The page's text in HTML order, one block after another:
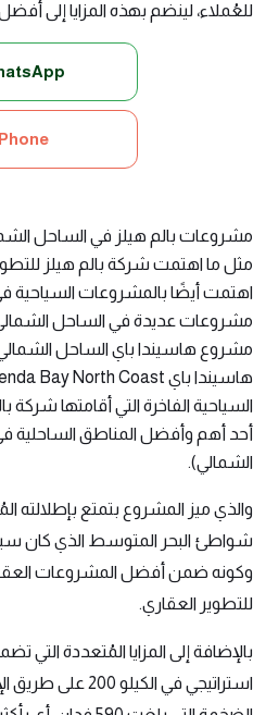
للعُملاء، لينضم بهذه المزايا إلى أفضل
Phone
مشروعات بالم هيلز في الساحل
مثل ما اهتمت شركة بالم هيلز
اهتمت أيضًا بالمشروعات السياحية
مشروعات عديدة في الساحل
مشروع هاسيندا باي الساحل
هاسيندا باي
السياحية الفاخرة التي أقامتها شركة
أحد أهم وأفضل المناطق الساحلية
الشمالي).
والذي ميز المشروع بتمتع بإطلالته
شواطئ البحر المتوسط الذي كان
وكونه ضمن أفضل المشروعات
للتطوير العقاري.
بالإضافة إلى المزايا المُتعددة
استراتيجي في